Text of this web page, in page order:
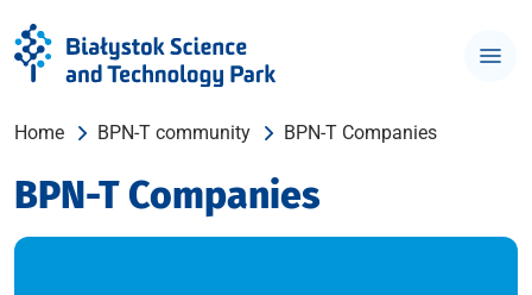
Home BPN-T community BPN-T Companies
BPN-T Companies